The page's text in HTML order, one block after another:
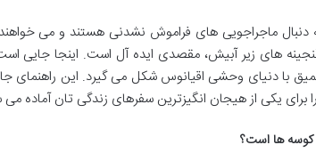
دنبال ماجراجویی های فراموش نشدنی هستند و می خواهند
های زیر آبیش، مقصدی ایده آل است. اینجا
با دنیای وحشی اقیانوس شکل می گیرد. این راهنمای
برای یکی از هیجان انگیزترین سفرهای زندگی تان آماده می
کوسه ها است؟